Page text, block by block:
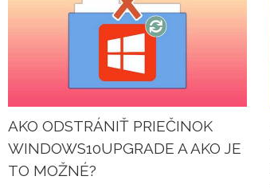
AKO ODSTRÁNIŤ PRIEČINOK
WINDOWS10UPGRADE A AKO JE
TO MOŽNÉ?